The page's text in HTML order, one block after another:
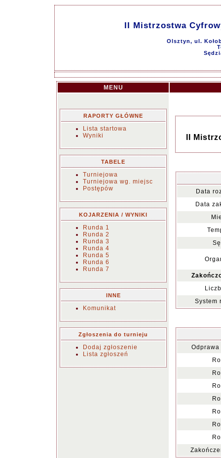
II Mistrzostwa
Olsztyn, ul.
MENU
RAPORTY GŁÓWNE
Lista startowa
Wyniki
TABELE
Turniejowa
Turniejowa wg. miejsc
Postępów
KOJARZENIA / WYNIKI
Runda 1
Runda 2
Runda 3
Runda 4
Runda 5
Runda 6
Runda 7
INNE
Komunikat
Zgłoszenia do turnieju
Dodaj zgłoszenie
Lista zgłoszeń
II
Data
Data
System